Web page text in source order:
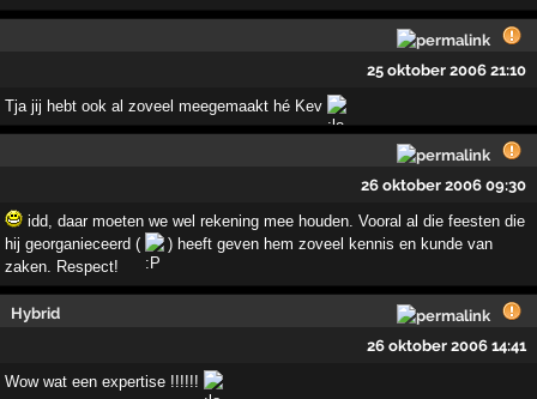
25 oktober 2006 21:10
Tja jij hebt ook al zoveel meegemaakt hé Kev
26 oktober 2006 09:30
idd, daar moeten we wel rekening mee houden. Vooral al die feesten die
hij georganieceerd (
) heeft geven hem zoveel kennis en kunde van
zaken. Respect!
Hybrid
26 oktober 2006 14:41
Wow wat een expertise !!!!!!